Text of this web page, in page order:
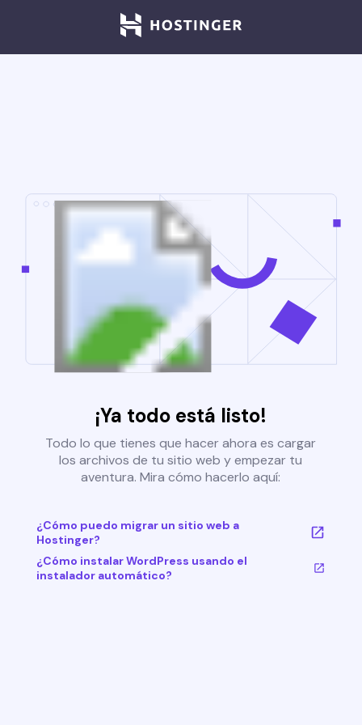
¡Ya todo está listo!
Todo lo que tienes que hacer ahora es cargar
los archivos de tu sitio web y empezar tu
aventura. Mira cómo hacerlo aquí:
¿Cómo puedo migrar un sitio web a
Hostinger?
¿Cómo instalar WordPress usando el
instalador automático?